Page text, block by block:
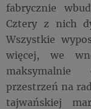
fabrycznie
Cztery z nich
Wszystkie
więcej, we
maksymalnie
przestrzeń na
tajwańskiej